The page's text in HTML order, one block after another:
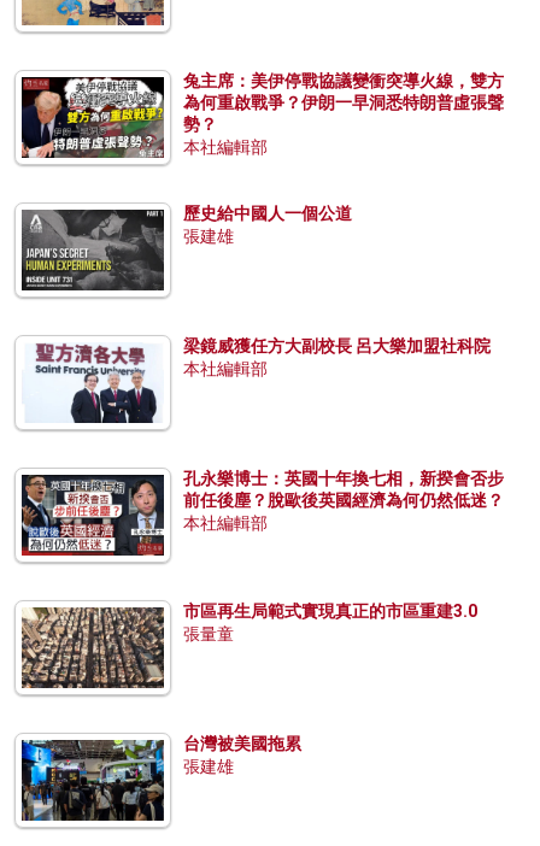
兔主席：美伊停戰協議變衝突導火線，雙方
為何重啟戰爭？伊朗一早洞悉特朗普虛張聲
勢？
本社編輯部
歷史給中國人一個公道
張建雄
梁鏡威獲任方大副校長 呂大樂加盟社科院
本社編輯部
孔永樂博士：英國十年換七相，新揆會否步
前任後塵？脫歐後英國經濟為何仍然低迷？
本社編輯部
市區再生局範式實現真正的市區重建3.0
張量童
台灣被美國拖累
張建雄